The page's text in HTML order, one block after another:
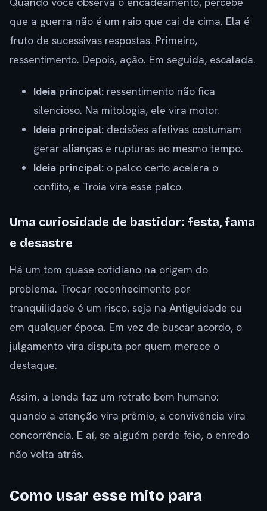
que a guerra não é um raio que cai de cima. Ela é
fruto de sucessivas respostas. Primeiro,
ressentimento. Depois, ação. Em seguida, escalada.
Ideia principal: ressentimento não fica
silencioso. Na mitologia, ele vira motor.
Ideia principal: decisões afetivas costumam
gerar alianças e rupturas ao mesmo tempo.
Ideia principal: o palco certo acelera o
conflito, e Troia vira esse palco.
Uma curiosidade de bastidor: festa, fama
e desastre
Há um tom quase cotidiano na origem do
problema. Trocar reconhecimento por
tranquilidade é um risco, seja na Antiguidade ou
em qualquer época. Em vez de buscar acordo, o
julgamento vira disputa por quem merece o
destaque.
Assim, a lenda faz um retrato bem humano:
quando a atenção vira prêmio, a convivência vira
concorrência. E aí, se alguém perde feio, o enredo
não volta atrás.
Como usar esse mito para